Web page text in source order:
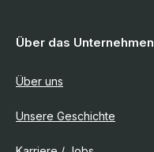
Über das Unternehmen
Über uns
Unsere Geschichte